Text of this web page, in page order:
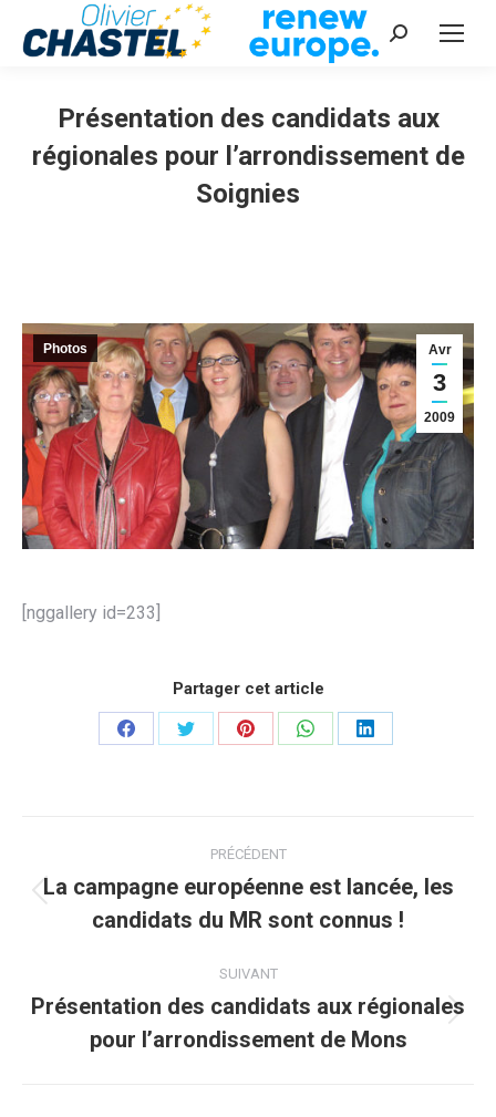
Recherche
Présentation des candidats aux
régionales pour l’arrondissement de
Soignies
Avr
3
2009
Photos
[nggallery id=233]
Partager cet article
PartagerPartagerPartagerPartagerPartager
article
PRÉCÉDENT
précédent
La campagne européenne est lancée, les
candidats du MR sont connus !
SUIVANT
suivant
Présentation des candidats aux régionales
pour l’arrondissement de Mons